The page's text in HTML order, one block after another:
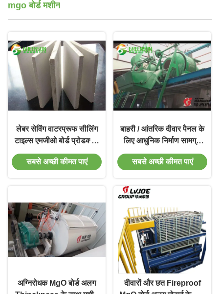
mgo बोर्ड मशीन
लेबर सेविंग वाटरप्रूफ सीलिंग
टाइल्स एमजीओ बोर्ड प्रोडक्शन
लाइन
सबसे अच्छी कीमत पाएं
बाहरी / आंतरिक दीवार पैनल के
लिए आधुनिक निर्माण सामग्री
एमजीओ बोर्ड मशीन
सबसे अच्छी कीमत पाएं
अग्निरोधक MgO बोर्ड अलग
दीवारों और छत Fireproof